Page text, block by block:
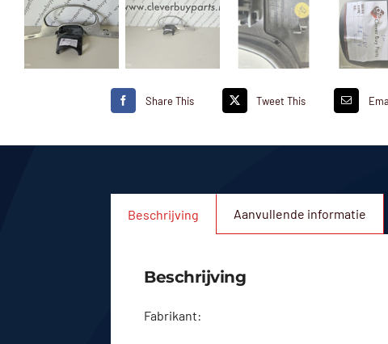
Share This Tweet This
Beschrijving Aanvullende informatie
Beschrijving
Fabrikant: